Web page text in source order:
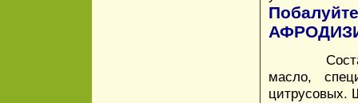
масло,
цитрусовых.